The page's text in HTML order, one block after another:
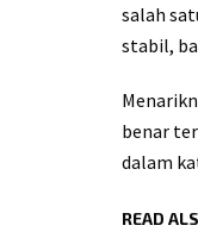
salah
stabil,
benar
dalam
READ